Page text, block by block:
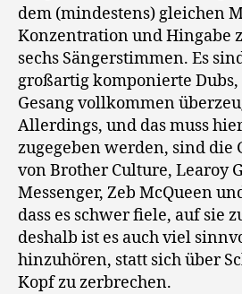
dem (mindestens) gleichen
Konzentration und Hingabe
sechs Sängerstimmen. Es
großartig komponierte Dubs,
Gesang vollkommen
Allerdings, und das muss
zugegeben werden, sind die
von Brother Culture, Learoy
Messenger, Zeb McQueen
dass es schwer fiele, auf sie
deshalb ist es auch viel
hinzuhören, statt sich über
Kopf zu zerbrechen.